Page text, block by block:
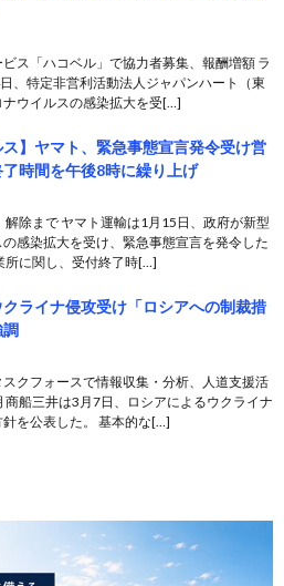
ス「ハコベル」で協力者募集、報酬増額 ラ
、特定非営利活動法人ジャパンハート（東
ウイルスの感染拡大を受[…]
ス】ヤマト、緊急事態宣言発令受け営
時間を午後8時に繰り上げ
解除まで ヤマト運輸は1月15日、政府が新型
感染拡大を受け、緊急事態宣言を発令した
所に関し、受付終了時[…]
ライナ侵攻受け「ロシアへの制裁措
調
クフォースで情報収集・分析、人道支援活
商船三井は3月7日、ロシアによるウクライナ
を公表した。 基本的な[…]